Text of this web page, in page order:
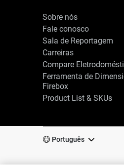
Sobre nós
Fale conosco
Sala de Reportagem
Carreiras
Compare
Ferramenta de
Firebox
Product List & SKUs
Português
Ao clicar em "Aceitar todos os